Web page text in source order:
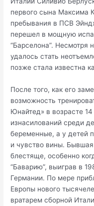
первого сына Максима
пребывания в ПСВ
перешел в мощную
“Барселона”. Несмотря
удалось стать
позже стала известна
После того, как его
возможность
Юнайтед» в возрасте
изнасилований среди
беременные, а у детей
и чувство вины.
блестяще, особенно
“Баварию”, выиграв в
Германии. По мере
Европы нового
вратарем сборной